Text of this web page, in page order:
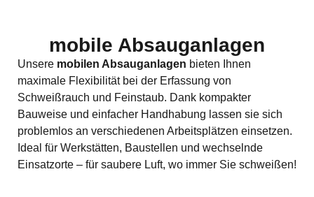
mobile Absauganlagen
Unsere mobilen Absauganlagen bieten Ihnen
maximale Flexibilität bei der Erfassung von
Schweißrauch und Feinstaub. Dank kompakter
Bauweise und einfacher Handhabung lassen sie sich
problemlos an verschiedenen Arbeitsplätzen einsetzen.
Ideal für Werkstätten, Baustellen und wechselnde
Einsatzorte – für saubere Luft, wo immer Sie schweißen!